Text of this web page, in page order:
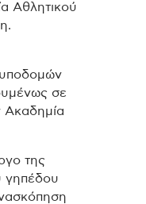
Αθλητικού
σε
της
γηπέδου